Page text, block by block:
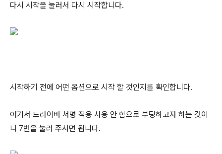
다시 시작을 눌러서 다시 시작합니다.
시작하기 전에 어떤 옵션으로 시작 할 것인지를 확인합니다.
여기서 드라이버 서명 적용 사용 안 함으로 부팅하고자 하는 것이
니 7번을 눌러 주시면 됩니다.